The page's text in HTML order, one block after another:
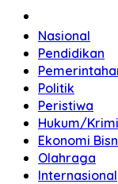
Nasional
Pendidikan
Politik
Peristiwa
Hukum/
Ekonomi
Olahraga
Internasional